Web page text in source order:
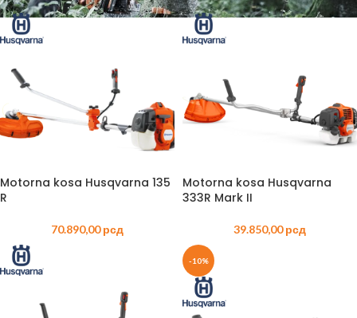
Motorna kosa Husqvarna 135
R
70.890,00рсд
Motorna kosa Husqvarna
333R Mark II
39.850,00рсд
-10%